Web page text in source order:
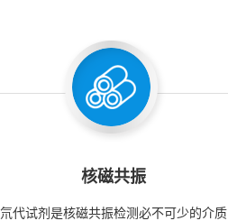
核磁共振
氘代试剂是核磁共振检测必不可少的介质